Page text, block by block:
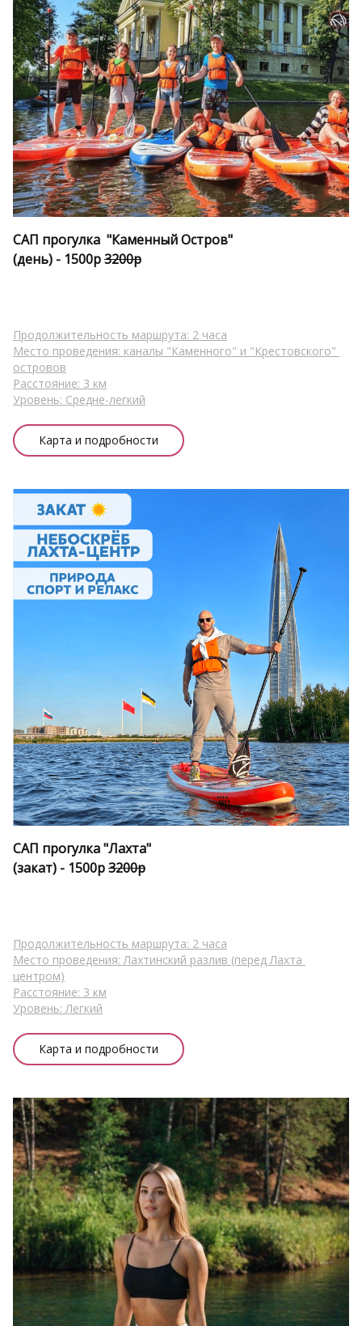
САП прогулка  "Каменный Остров"
(день) - 1500р 3200р
Продолжительность маршрута: 2 часа
Место проведения: каналы "Каменного" и "Крестовского"
островов
Расстояние: 3 км
Уровень: Средне-легкий
Карта и подробности
САП прогулка "Лахта"
(закат) - 1500р 3200р
Продолжительность маршрута: 2 часа
Место проведения: Лахтинский разлив (перед Лахта
центром)
Расстояние: 3 км
Уровень: Легкий
Карта и подробности